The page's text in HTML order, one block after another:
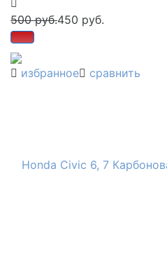
избранное сравнить
500 руб.450 руб.